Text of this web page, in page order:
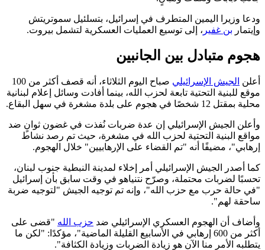
ودعا وزيرا اليمين المتطرف في إسرائيل، بتسلئيل سموتريتش
وإيتمار بن غفير ، إلى توسيع العمليات العسكرية لتشمل بيروت.
هجوم متبادل بين الجانبين
أعلن الجيش الإسرائيلي
صباح اليوم الثلاثاء، أنه قصف أكثر من 100
موقع للبنية التحتية تابعة لحزب الله، بينما أفادت وسائل إعلام لبنانية
محلية بمقتل 12 شخصًا في هجوم على بلدة مشغرة في سهل البقاع.
وأعلن الجيش الإسرائيلي إن عدة ضربات نُفذت في غضون ثوانٍ ضد
مواقع البنية التحتية لحزب الله في مشغرة، حيث تم رصد نشاط
إرهابي"، مضيفًا أنه "تم القضاء على الإرهابيين" خلال الهجوم.
كما أصدر الجيش الإسرائيلي أمر إخلاء لمدينة النبطية جنوب لبنان،
تحسبًا لضربات محتملة، وصرّح نتنياهو في وقت سابق بأن إسرائيل
"في حالة حرب مع حزب الله"، وإنه تم توجيه الجيش "لتوجيه ضربة
ساحقة لهم".
وأضاف أن الهجوم العسكري الإسرائيلي ضد حزب الله"قضى على
أكثر من 600 إرهابي في الأسابيع القليلة الماضية"، مؤكدًا: "لكن ما
يتطلبه الأمر منا الآن هو زيادة الضربات وزيادة الكثافة".